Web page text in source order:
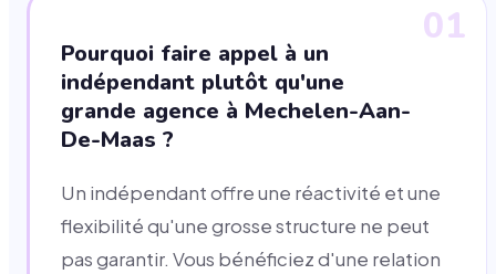
01
Pourquoi faire appel à un
indépendant plutôt qu'une
grande agence à Mechelen-Aan-
De-Maas ?
Un indépendant offre une réactivité et une
flexibilité qu'une grosse structure ne peut
pas garantir. Vous bénéficiez d'une relation